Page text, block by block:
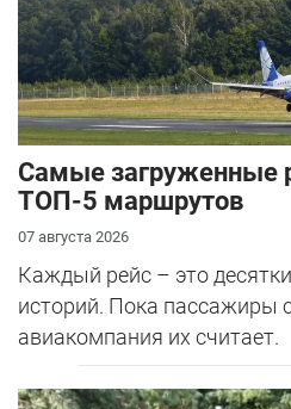
Самые загруженные
ТОП-5 маршрутов
07 августа 2026
Каждый рейс – это
историй. Пока пассажиры
авиакомпания их считает.